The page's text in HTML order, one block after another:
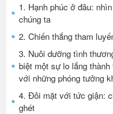
1. Hạnh phúc ở đâu:
chúng ta
2. Chiến thắng tham
3. Nuôi dưỡng tình
biệt một sự lo lắng
với những phóng tưởng
4. Đôi mặt với tức giận:
ghét